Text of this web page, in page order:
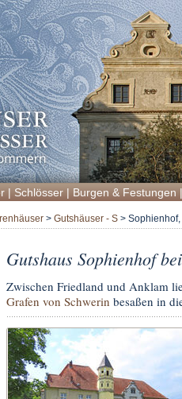
| Schlösser | Burgen & Festungen
> Gutshäuser - S > Sophienhof,
Gutshaus Sophienhof
Zwischen Friedland und Anklam
Grafen von Schwerin besaßen in